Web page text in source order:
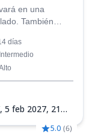
para
en una
También
días
Intermedio
5 feb 2027, 21
5.0 (6)